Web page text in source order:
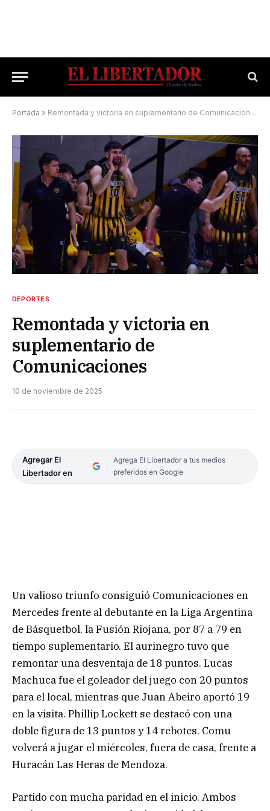
Portada » Remontada y victoria en suplementario de Comunicaciones
DEPORTES
Remontada y victoria en
suplementario de
Comunicaciones
10 de noviembre de 2025
Agregar El
Libertador en
Agrega El Libertador a tus medios
preferidos en Google
Un valioso triunfo consiguió Comunicaciones en
Mercedes frente al debutante en la Liga Argentina
de Básquetbol, la Fusión Riojana, por 87 a 79 en
tiempo suplementario. El aurinegro tuvo que
remontar una desventaja de 18 puntos. Lucas
Machuca fue el goleador del juego con 20 puntos
para el local, mientras que Juan Abeiro aportó 19
en la visita. Phillip Lockett se destacó con una
doble figura de 13 puntos y 14 rebotes. Comu
volverá a jugar el miércoles, fuera de casa, frente a
Huracán Las Heras de Mendoza.
Partido con mucha paridad en el inicio. Ambos